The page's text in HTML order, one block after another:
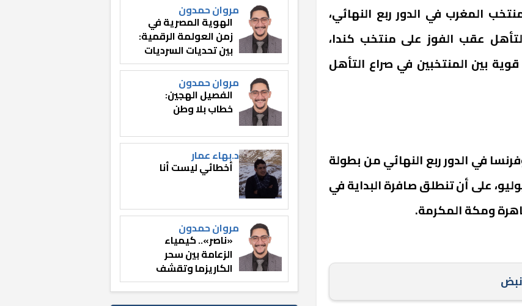
المغرب في الدور ربع النهائي،
عقب الفوز على منتخب كندا،
بين المنتخبين في صراع التأهل
في الدور ربع النهائي من بطولة
العالم 2026 يوم الخميس 8 يوليو، على أن تنطلق صافرة البداية في
ومكة المكرمة.
مروان حمدون
الهوية المصرية في
زمن العولمة الرقمية:
بين تحديات السرديات
وصناعة الوعي
مروان حمدون
الفصيل الهجين:
خطاب بلا وطن
د.بهاء عمار
أخطائي ليست أنا
مروان حمدون
«ناصر».. كيمياء
الزعامة بين سحر
الكاريزما وتقشف
الثائر